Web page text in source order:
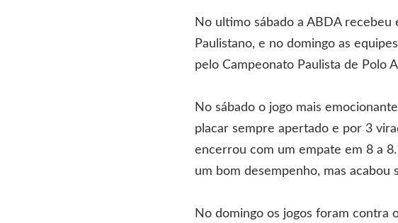
No ultimo sábado a ABDA
Paulistano, e no domingo as
pelo Campeonato Paulista de Polo
No sábado o jogo mais
placar sempre apertado e por 3
encerrou com um empate em 8 a
um bom desempenho, mas
No domingo os jogos foram contra